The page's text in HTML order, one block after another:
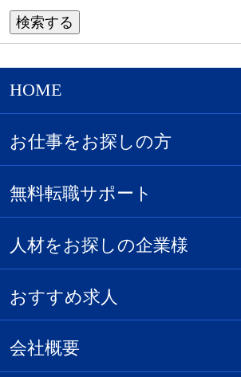
HOME
お仕事をお探しの方
無料転職サポート
人材をお探しの企業様
おすすめ求人
会社概要